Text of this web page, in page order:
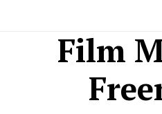
Film